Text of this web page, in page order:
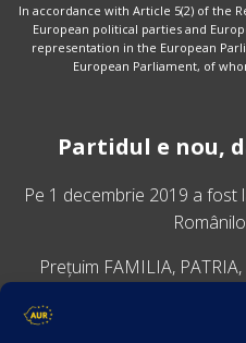
In accordance with Article 5(2) of the
European political parties and
representation in the European
European Parliament, of
Partidul e nou,
Pe 1 decembrie 2019 a fost
Prețuim FAMILIA,